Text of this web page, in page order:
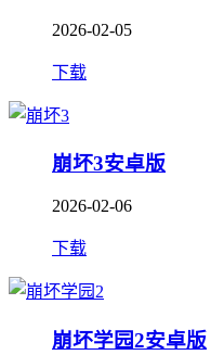
2026-02-05
下载
崩坏3安卓版
2026-02-06
下载
崩坏学园2安卓版